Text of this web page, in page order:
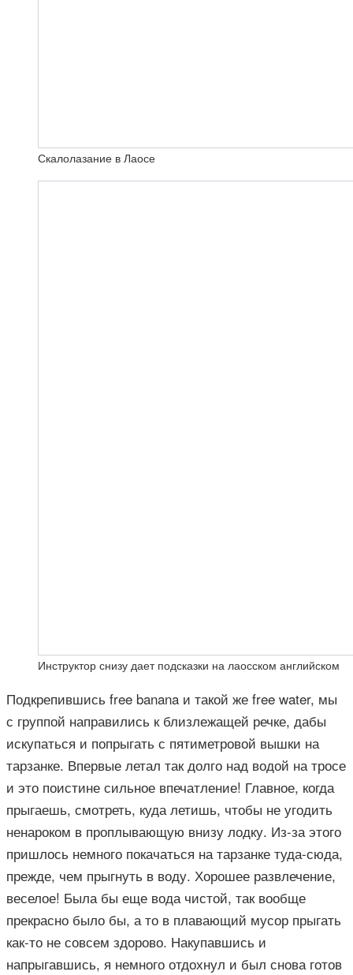
Скалолазание в Лаосе
Инструктор снизу дает подсказки на лаосском английском
Подкрепившись free banana и такой же free water, мы
с группой направились к близлежащей речке, дабы
искупаться и попрыгать с пятиметровой вышки на
тарзанке. Впервые летал так долго над водой на тросе
и это поистине сильное впечатление! Главное, когда
прыгаешь, смотреть, куда летишь, чтобы не угодить
ненароком в проплывающую внизу лодку. Из-за этого
пришлось немного покачаться на тарзанке туда-сюда,
прежде, чем прыгнуть в воду. Хорошее развлечение,
веселое! Была бы еще вода чистой, так вообще
прекрасно было бы, а то в плавающий мусор прыгать
как-то не совсем здорово. Накупавшись и
напрыгавшись, я немного отдохнул и был снова готов